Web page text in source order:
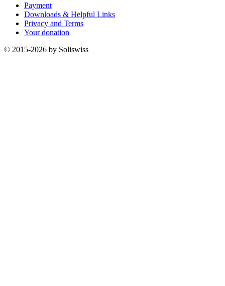
Payment
Downloads & Helpful Links
Privacy and Terms
Your donation
© 2015-2026 by Soliswiss